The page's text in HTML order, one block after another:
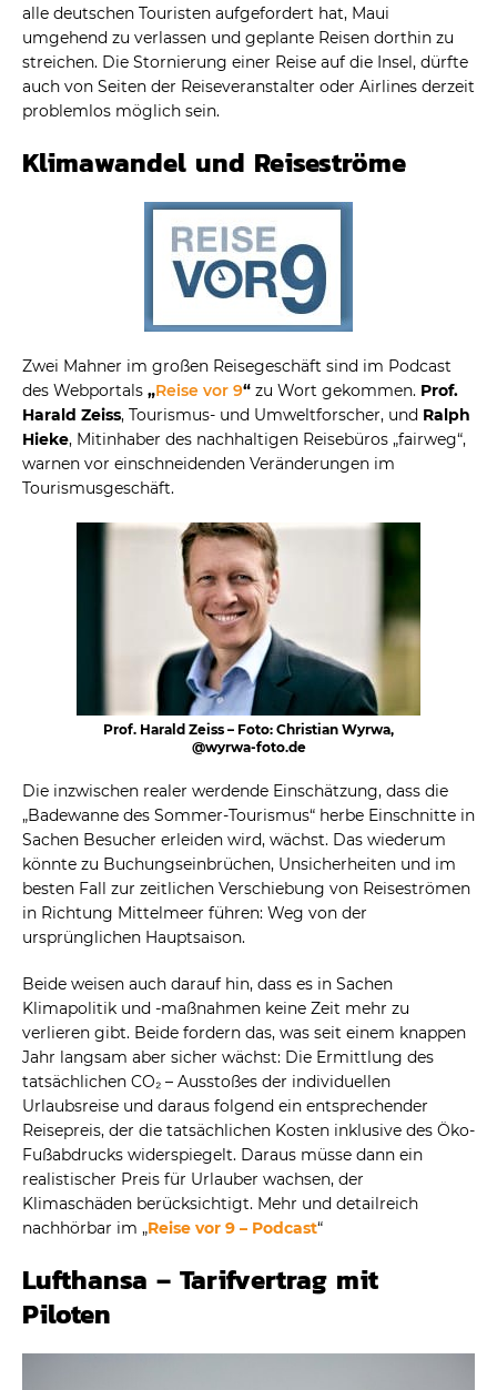
alle deutschen Touristen aufgefordert hat, Maui
umgehend zu verlassen und geplante Reisen dorthin zu
streichen. Die Stornierung einer Reise auf die Insel, dürfte
auch von Seiten der Reiseveranstalter oder Airlines derzeit
problemlos möglich sein.
Klimawandel und Reiseströme
Zwei Mahner im großen Reisegeschäft sind im Podcast
des Webportals „Reise vor 9“ zu Wort gekommen. Prof.
Harald Zeiss, Tourismus- und Umweltforscher, und Ralph
Hieke, Mitinhaber des nachhaltigen Reisebüros „fairweg“,
warnen vor einschneidenden Veränderungen im
Tourismusgeschäft.
Prof. Harald Zeiss – Foto: Christian Wyrwa,
@wyrwa-foto.de
Die inzwischen realer werdende Einschätzung, dass die
„Badewanne des Sommer-Tourismus“ herbe Einschnitte in
Sachen Besucher erleiden wird, wächst. Das wiederum
könnte zu Buchungseinbrüchen, Unsicherheiten und im
besten Fall zur zeitlichen Verschiebung von Reiseströmen
in Richtung Mittelmeer führen: Weg von der
ursprünglichen Hauptsaison.
Beide weisen auch darauf hin, dass es in Sachen
Klimapolitik und -maßnahmen keine Zeit mehr zu
verlieren gibt. Beide fordern das, was seit einem knappen
Jahr langsam aber sicher wächst: Die Ermittlung des
tatsächlichen CO₂ – Ausstoßes der individuellen
Urlaubsreise und daraus folgend ein entsprechender
Reisepreis, der die tatsächlichen Kosten inklusive des Öko-
Fußabdrucks widerspiegelt. Daraus müsse dann ein
realistischer Preis für Urlauber wachsen, der
Klimaschäden berücksichtigt. Mehr und detailreich
nachhörbar im „Reise vor 9 – Podcast“
Lufthansa – Tarifvertrag mit
Piloten